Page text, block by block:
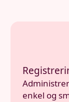
enkel og